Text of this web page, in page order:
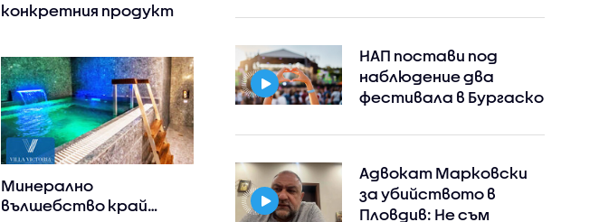
конкретния продукт
Минерално
вълшебство край
НАП постави под
наблюдение два
фестивала в Бургаско
Адвокат Марковски
за убийството в
Пловдив: Не съм